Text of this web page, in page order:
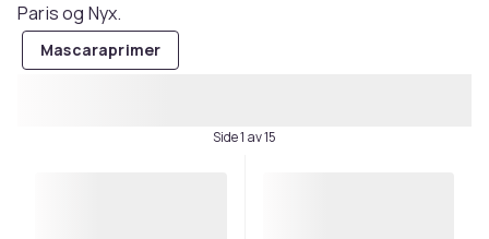
Paris og Nyx.
Mascaraprimer
Side 1 av 15